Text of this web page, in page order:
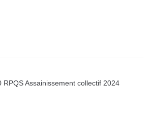
Assainissement collectif 2024